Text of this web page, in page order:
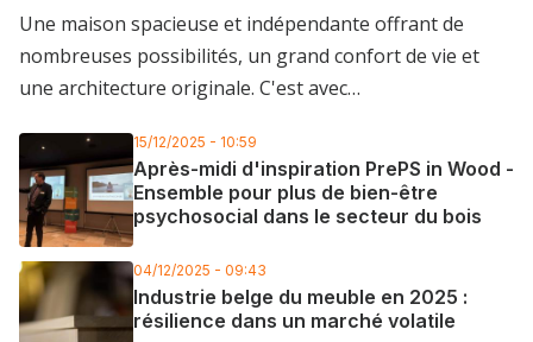
Une maison spacieuse et indépendante offrant de
nombreuses possibilités, un grand confort de vie et
une architecture originale. C'est avec…
15/12/2025 - 10:59
Après-midi d'inspiration PrePS in Wood -
Ensemble pour plus de bien-être
psychosocial dans le secteur du bois
04/12/2025 - 09:43
Industrie belge du meuble en 2025 :
résilience dans un marché volatile